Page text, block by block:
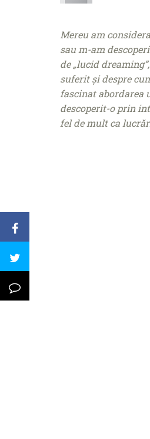
Mereu am
sau m-am
de „lucid
suferit și despre
fascinat abordarea
descoperit-o prin
fel de mult ca